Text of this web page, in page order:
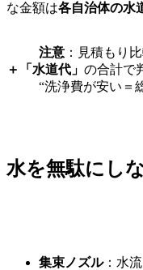
な金額は各自治体の水
注意 ：見積もり
＋「水道代」 の合計で
“洗浄費が安い＝
水を無駄にし
集束ノズル：水